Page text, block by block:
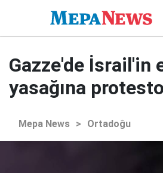
Gazze'de İsrail'in
yasağına protesto
Mepa News > Ortadoğu